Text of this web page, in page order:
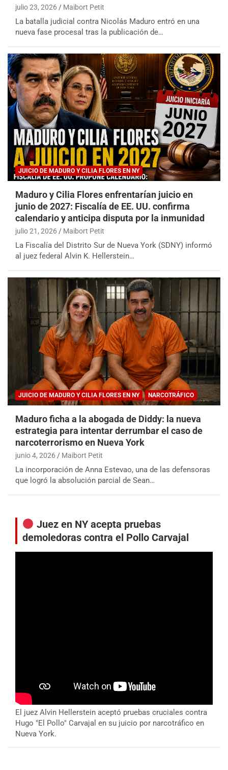
julio 23, 2026 Maibort Petit
La batalla judicial contra Nicolás Maduro entró en una
nueva fase procesal tras la publicación de…
JUICIO DE MADURO Y CILIA FLORES EN NY
Maduro y Cilia Flores enfrentarían juicio en
junio de 2027: Fiscalía de EE. UU. confirma
calendario y anticipa disputa por la inmunidad
julio 21, 2026 Maibort Petit
La Fiscalía del Distrito Sur de Nueva York (SDNY) informó
al juez federal Alvin K. Hellerstein…
JUICIO DE MADURO Y CILIA FLORES EN NY NARCOTRÁFICO
Maduro ficha a la abogada de Diddy: la nueva
estrategia para intentar derrumbar el caso de
narcoterrorismo en Nueva York
junio 4, 2026 Maibort Petit
La incorporación de Anna Estevao, una de las defensoras
que logró la absolución parcial de Sean…
Juez en NY acepta pruebas
demoledoras contra el Pollo Carvajal
El juez Alvin Hellerstein aceptó pruebas cruciales contra
Hugo "El Pollo" Carvajal en su juicio por narcotráfico en
Nueva York.